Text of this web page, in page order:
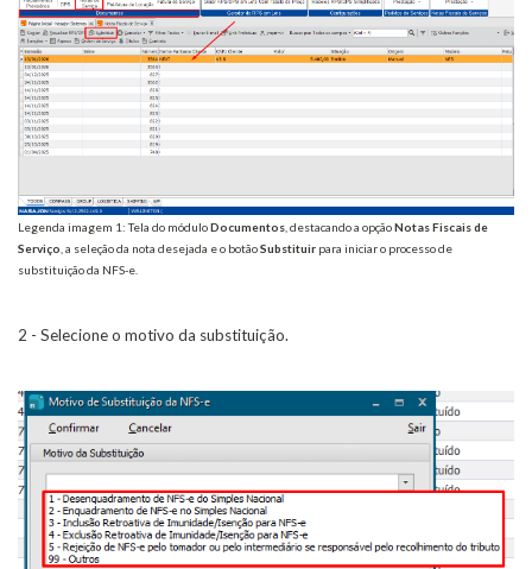
Legenda imagem 1: Tela do móduloDocumentos , destacando a opçãoNotas Fiscais de
Serviço , a seleção da nota desejada e o botãoSubstituir para iniciar o processo de
substituição da NFS-e.
2 - Selecione o motivo da substituição.